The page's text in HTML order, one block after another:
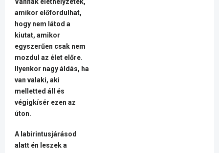
amikor előfordulhat,
hogy nem látod a
kiutat, amikor
egyszerűen csak nem
mozdul az élet előre.
Ilyenkor nagy áldás, ha
van valaki, aki
melletted áll és
végigkísér ezen az
úton.
A labirintusjárásod
alatt én leszek a